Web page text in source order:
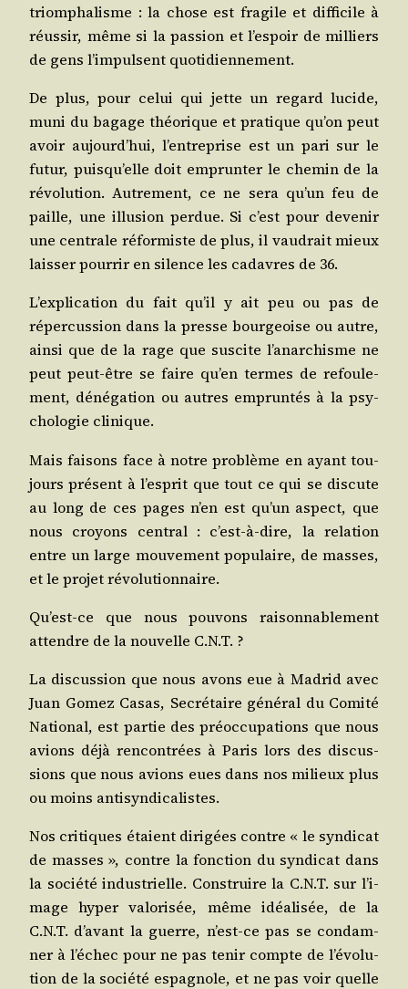
triom­pha­lisme : la chose est fra­gile et dif­fi­cile à
réus­sir, même si la pas­sion et l’es­poir de mil­liers
de gens l’im­pulsent quotidiennement.
De plus, pour celui qui jette un regard lucide,
muni du bagage théo­rique et pra­tique qu’on peut
avoir aujourd’­hui, l’en­tre­prise est un pari sur le
futur, puis­qu’elle doit emprun­ter le che­min de la
révo­lu­tion. Autre­ment, ce ne sera qu’un feu de
paille, une illu­sion per­due. Si c’est pour deve­nir
une cen­trale réfor­miste de plus, il vau­drait mieux
lais­ser pour­rir en silence les cadavres de 36.
L’ex­pli­ca­tion du fait qu’il y ait peu ou pas de
réper­cus­sion dans la presse bour­geoise ou autre,
ain­si que de la rage que sus­cite l’a­nar­chisme ne
peut peut-être se faire qu’en termes de refou­le­
ment, déné­ga­tion ou autres emprun­tés à la psy­
cho­lo­gie clinique.
Mais fai­sons face à notre pro­blème en ayant tou­
jours pré­sent à l’es­prit que tout ce qui se dis­cute
au long de ces pages n’en est qu’un aspect, que
nous croyons cen­tral : c’est-à-dire, la rela­tion
entre un large mou­ve­ment popu­laire, de masses,
et le pro­jet révolutionnaire.
Qu’est-ce que nous pou­vons rai­son­na­ble­ment
attendre de la nou­velle C.N.T. ?
La dis­cus­sion que nous avons eue à Madrid avec
Juan Gomez Casas, Secré­taire géné­ral du Comi­té
Natio­nal, est par­tie des pré­oc­cu­pa­tions que nous
avions déjà ren­con­trées à Paris lors des dis­cus­
sions que nous avions eues dans nos milieux plus
ou moins antisyndicalistes.
Nos cri­tiques étaient diri­gées contre « le syn­di­cat
de masses », contre la fonc­tion du syn­di­cat dans
la socié­té indus­trielle. Construire la C.N.T. sur l’i­
mage hyper valo­ri­sée, même idéa­li­sée, de la
C.N.T. d’a­vant la guerre, n’est-ce pas se condam­
ner à l’é­chec pour ne pas tenir compte de l’é­vo­lu­
tion de la socié­té espa­gnole, et ne pas voir quelle